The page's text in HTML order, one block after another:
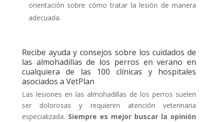
orientación sobre cómo tratar la lesión de manera
adecuada.
Recibe ayuda y consejos sobre los cuidados de
las almohadillas de los perros en verano en
cualquiera de las 100 clínicas y hospitales
asociados a VetPlan
Las lesiones en las almohadillas de los perros suelen
ser dolorosas y requieren atención veterinaria
especializada. Siempre es mejor buscar la opinión